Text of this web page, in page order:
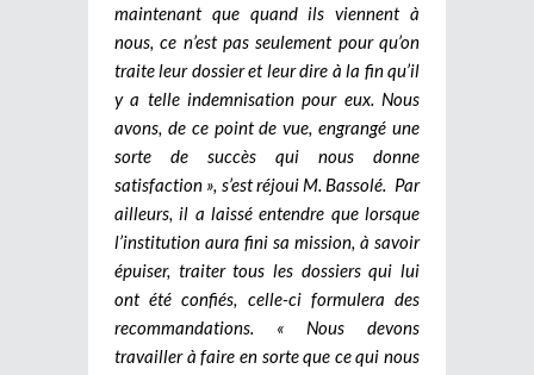
maintenant que quand ils viennent à
nous, ce n’est pas seulement pour qu’on
traite leur dossier et leur dire à la fin qu’il
y a telle indemnisation pour eux. Nous
avons, de ce point de vue, engrangé une
sorte de succès qui nous donne
satisfaction », s’est réjoui M. Bassolé. Par
ailleurs, il a laissé entendre que lorsque
l’institution aura fini sa mission, à savoir
épuiser, traiter tous les dossiers qui lui
ont été confiés, celle-ci formulera des
recommandations. « Nous devons
travailler à faire en sorte que ce qui nous